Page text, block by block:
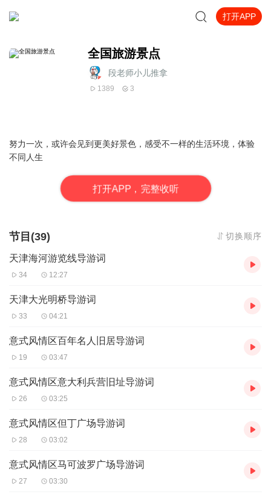
打开APP
全国旅游景点
段老师小儿推拿
1389 3
努力一次，或许会见到更美好景色，感受不一样的生活环境，体验
不同人生
打开APP，完整收听
节目(39) 切换顺序
天津海河游览线导游词
34 12:27
天津大光明桥导游词
33 04:21
意式风情区百年名人旧居导游词
19 03:47
意式风情区意大利兵营旧址导游词
26 03:25
意式风情区但丁广场导游词
28 03:02
意式风情区马可波罗广场导游词
27 03:30